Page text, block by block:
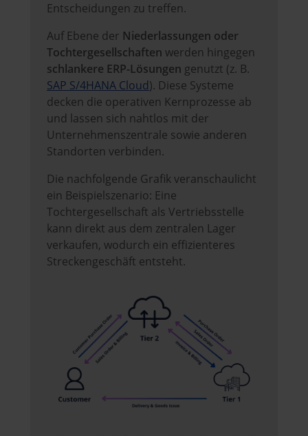
Entscheidungen zu treffen.
Auf Ebene der Niederlassungen oder
Tochtergesellschaften werden hingegen
schlankere ERP-Lösungen genutzt (z. B.
SAP S/4HANA Cloud). Diese Systeme
decken die operativen Kernprozesse ab
und lassen sich nahtlos mit der
Unternehmenszentrale sowie anderen
Standorten verbinden.
Die nachfolgende Grafik veranschaulicht
ein Beispielszenario: Eine
Tochtergesellschaft als Vertriebsstelle
kann direkt aus dem zentralen Lager
verkaufen, wodurch ein effizienteres
Streckengeschäft entsteht.